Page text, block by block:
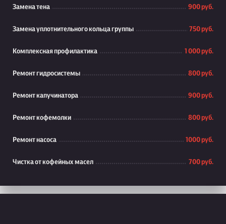
Замена тена 900 руб.
Замена уплотнительного кольца группы 750 руб.
Комплексная профилактика 1 000 руб.
Ремонт гидросистемы 800 руб.
Ремонт капучинатора 900 руб.
Ремонт кофемолки 800 руб.
Ремонт насоса 1000 руб.
Чистка от кофейных масел 700 руб.